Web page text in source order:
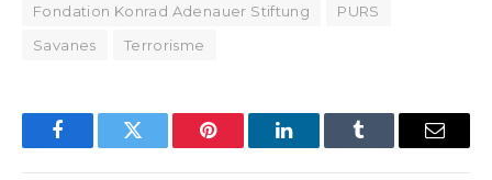
Fondation Konrad Adenauer Stiftung
PURS
Savanes
Terrorisme
FacebookTwitter Pinterest LinkedInTumblr Email